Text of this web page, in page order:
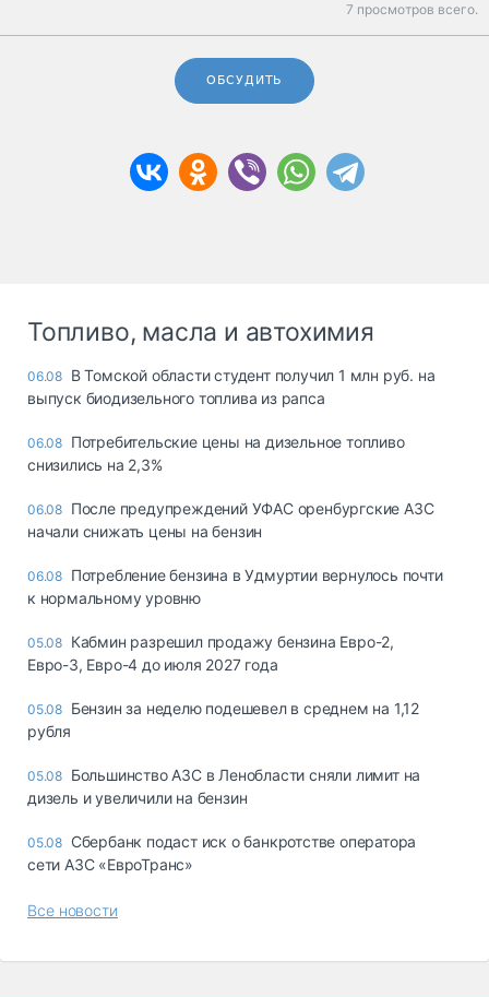
7 просмотров всего.
ОБСУДИТЬ
Топливо, масла и автохимия
06.08 В Томской области студент получил 1 млн руб. на
выпуск биодизельного топлива из рапса
06.08 Потребительские цены на дизельное топливо
снизились на 2,3%
06.08 После предупреждений УФАС оренбургские АЗС
начали снижать цены на бензин
06.08 Потребление бензина в Удмуртии вернулось почти
к нормальному уровню
05.08 Кабмин разрешил продажу бензина Евро-2,
Евро-3, Евро-4 до июля 2027 года
05.08 Бензин за неделю подешевел в среднем на 1,12
рубля
05.08 Большинство АЗС в Ленобласти сняли лимит на
дизель и увеличили на бензин
05.08 Сбербанк подаст иск о банкротстве оператора
сети АЗС «ЕвроТранс»
Все новости